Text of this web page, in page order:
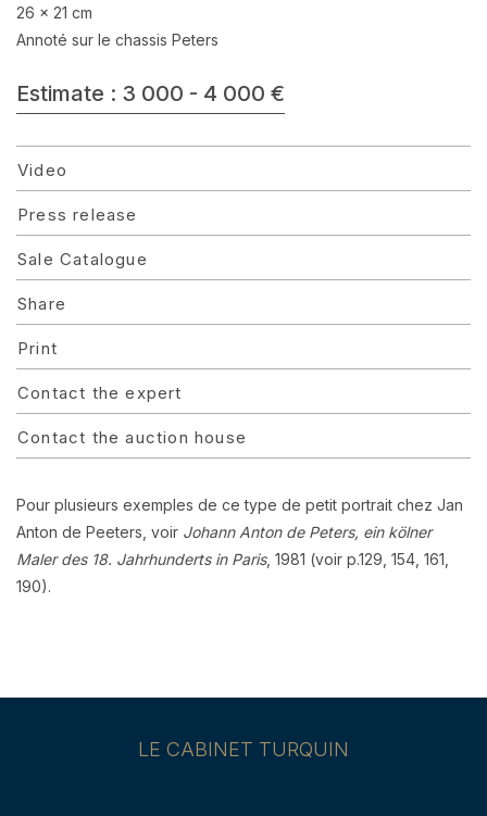
26 x 21 cm
Annoté sur le chassis Peters
Estimate : 3 000 - 4 000 €
Video
Press release
Sale Catalogue
Share
Print
Contact the expert
Contact the auction house
Pour plusieurs exemples de ce type de petit portrait chez Jan
Anton de Peeters, voir Johann Anton de Peters, ein kölner
Maler des 18. Jahrhunderts in Paris, 1981 (voir p.129, 154, 161,
190).
LE CABINET TURQUIN